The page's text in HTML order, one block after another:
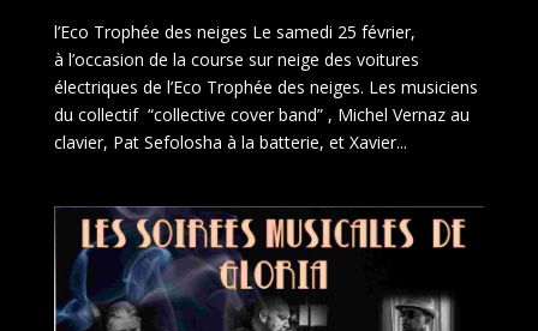
l’Eco Trophée des neiges Le samedi 25 février,
à l’occasion de la course sur neige des voitures
électriques de l’Eco Trophée des neiges. Les musiciens
du collectif “collective cover band” , Michel Vernaz au
clavier, Pat Sefolosha à la batterie, et Xavier...